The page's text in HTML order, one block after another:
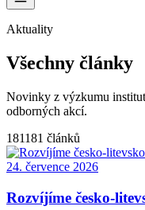
Aktuality
Všechny články
Novinky z výzkumu
odborných akcí.
181181 článků
24. července 2026
Rozvíjíme česko-